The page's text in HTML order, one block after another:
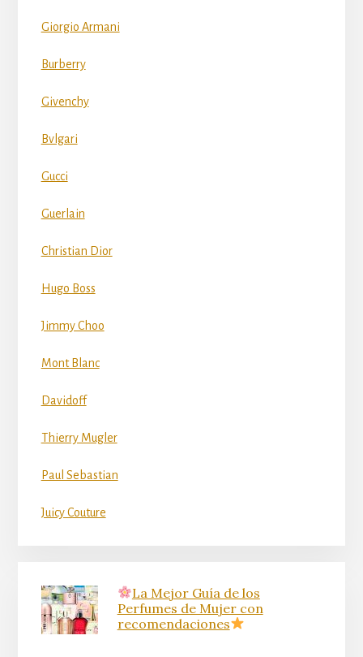
Giorgio Armani
Burberry
Givenchy
Bvlgari
Gucci
Guerlain
Christian Dior
Hugo Boss
Jimmy Choo
Mont Blanc
Davidoff
Thierry Mugler
Paul Sebastian
Juicy Couture
La Mejor Guía de los
Perfumes de Mujer con
recomendaciones